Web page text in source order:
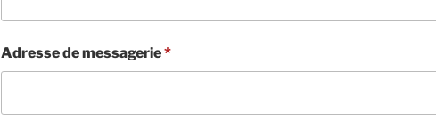
Adresse de messagerie*